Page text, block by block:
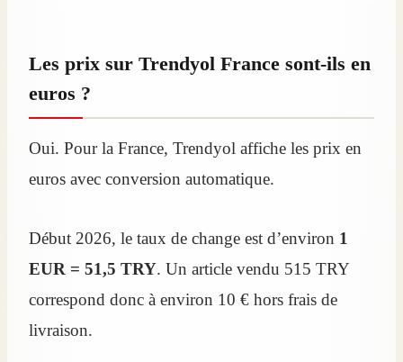
Les prix sur Trendyol France sont-ils en
euros ?
Oui. Pour la France, Trendyol affiche les prix en
euros avec conversion automatique.
Début 2026, le taux de change est d’environ 1
EUR = 51,5 TRY. Un article vendu 515 TRY
correspond donc à environ 10 € hors frais de
livraison.